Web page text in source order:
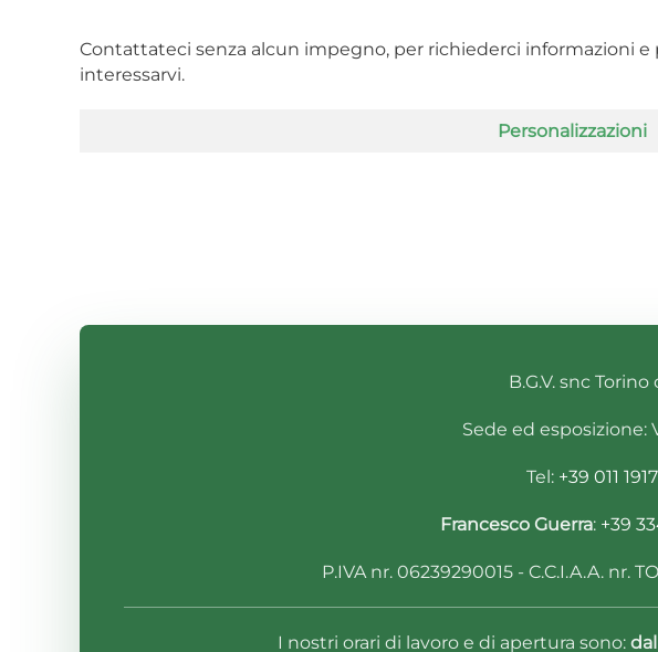
Contattateci senza alcun impegno, per richiederci informazioni
interessarvi.
Personalizzazioni
B.G.V. snc
Sede ed esposizione:
Tel: +39 011
Francesco Guerra: +39
P.IVA nr. 06239290015 - C.C.I.A.A. nr.
I nostri orari di lavoro e di apertura sono: